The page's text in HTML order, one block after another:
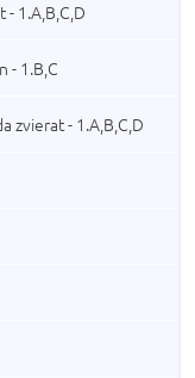
1.A,B,C,D
- 1.B,C
zvierat - 1.A,B,C,D